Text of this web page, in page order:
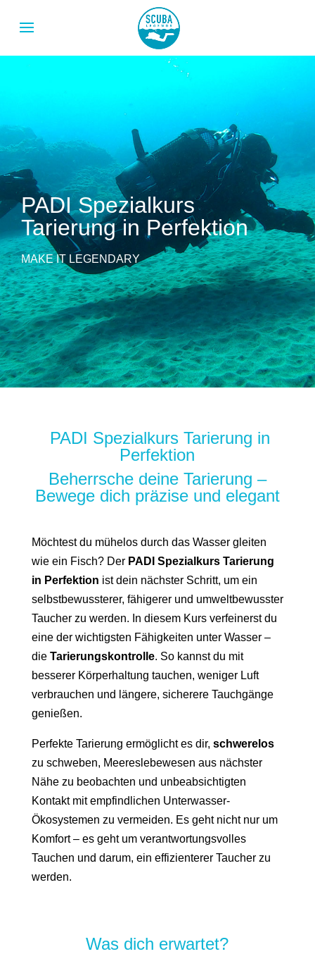
PADI Spezialkurs
Tarierung in Perfektion
MAKE IT LEGENDARY
PADI Spezialkurs Tarierung in
Perfektion​
Beherrsche deine Tarierung –
Bewege dich präzise und elegant
Möchtest du mühelos durch das Wasser gleiten
wie ein Fisch? Der PADI Spezialkurs Tarierung
in Perfektion ist dein nächster Schritt, um ein
selbstbewussterer, fähigerer und umweltbewusster
Taucher zu werden. In diesem Kurs verfeinerst du
eine der wichtigsten Fähigkeiten unter Wasser –
die Tarierungskontrolle. So kannst du mit
besserer Körperhaltung tauchen, weniger Luft
verbrauchen und längere, sicherere Tauchgänge
genießen.
Perfekte Tarierung ermöglicht es dir, schwerelos
zu schweben, Meereslebewesen aus nächster
Nähe zu beobachten und unbeabsichtigten
Kontakt mit empfindlichen Unterwasser-
Ökosystemen zu vermeiden. Es geht nicht nur um
Komfort – es geht um verantwortungsvolles
Tauchen und darum, ein effizienterer Taucher zu
werden.
Was dich erwartet?